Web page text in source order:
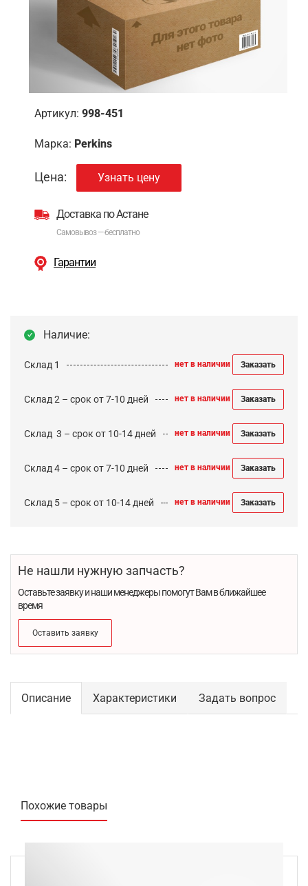
Артикул: 998-451
Марка: Perkins
Цена: Узнать цену
Доставка по Астане
Самовывоз — бесплатно
Гарантии
Наличие:
Склад 1 нет в наличии Заказать
Склад 2 – срок от 7-10 дней нет в наличии Заказать
Cклад 3 – срок от 10-14 дней нет в наличии Заказать
Склад 4 – срок от 7-10 дней нет в наличии Заказать
Склад 5 – срок от 10-14 дней нет в наличии Заказать
Не нашли нужную запчасть?
Оставьте заявку и наши менеджеры помогут Вам в ближайшее
время
Оставить заявку
Описание Характеристики Задать вопрос
Похожие товары